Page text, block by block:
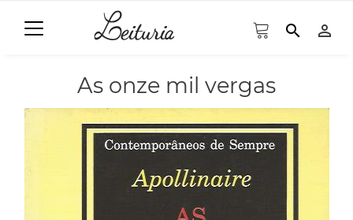
search person_outline
As onze mil vergas